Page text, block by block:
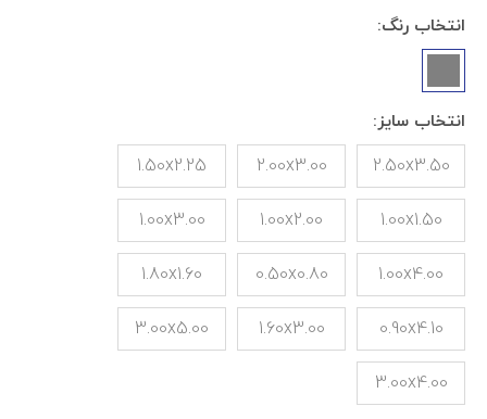
انتخاب رنگ:
انتخاب سایز:
2.50x3.50
2.00x3.00
1.50x2.25
1.00x1.50
1.00x2.00
1.00x3.00
1.00x4.00
0.50x0.80
1.80x1.60
0.90x4.10
1.60x3.00
3.00x5.00
3.00x4.00